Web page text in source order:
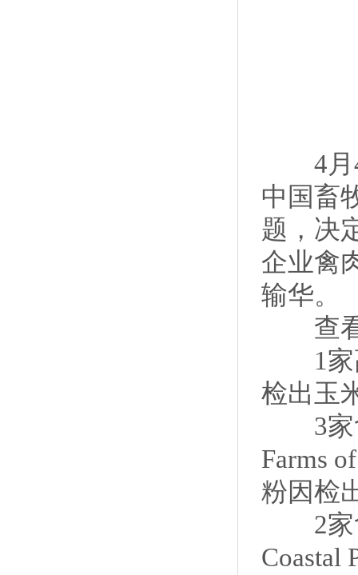
4月4
中国畜
题，决
企业禽
输华。
查看
1家高
检出玉
3家禽
Farms
粉因检
2家禽
Coastal